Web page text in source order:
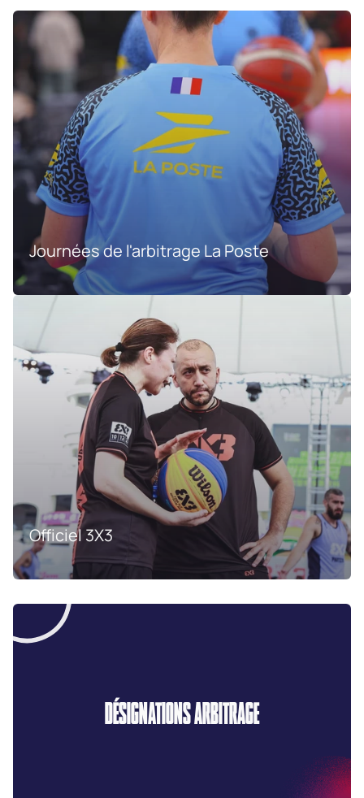
Journées de l'arbitrage La Poste
Officiel 3X3
DÉSIGNATIONS ARBITRAGE